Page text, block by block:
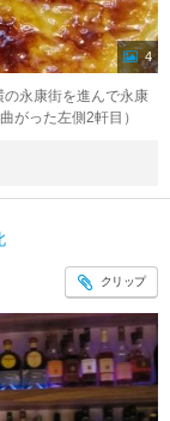
4
永康街を進んで永康
がった左側2軒目）
クリップ